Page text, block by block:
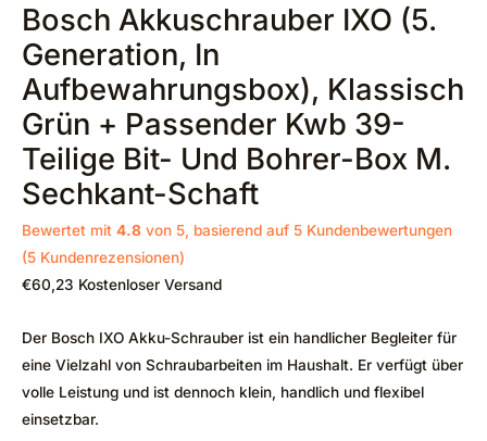
Bosch Akkuschrauber IXO (5.
Generation, In
Aufbewahrungsbox), Klassisch
Grün + Passender Kwb 39-
Teilige Bit- Und Bohrer-Box M.
Sechkant-Schaft
Bewertet mit 4.8 von 5, basierend auf 5 Kundenbewertungen
(5 Kundenrezensionen)
€60,23 Kostenloser Versand
Der Bosch IXO Akku-Schrauber ist ein handlicher Begleiter für
eine Vielzahl von Schraubarbeiten im Haushalt. Er verfügt über
volle Leistung und ist dennoch klein, handlich und flexibel
einsetzbar.